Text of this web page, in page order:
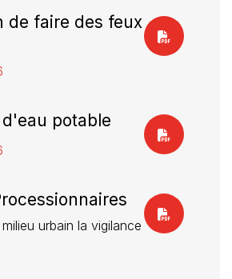
de faire des feux
potable
urbain la vigilance